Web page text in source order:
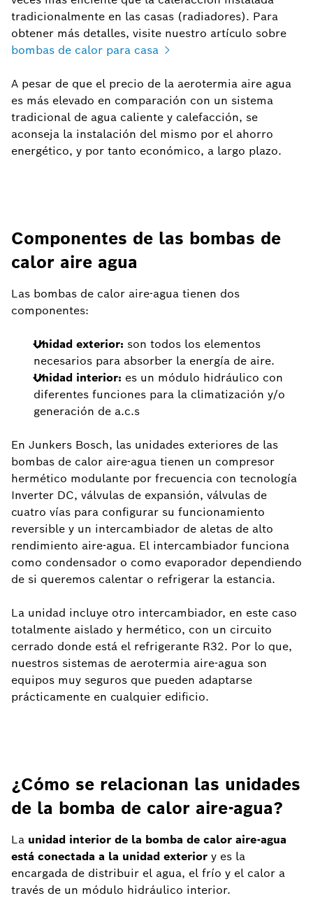
tradicionalmente en las casas (radiadores). Para
obtener más detalles, visite nuestro artículo sobre
bombas de calor para casa
A pesar de que el precio de la aerotermia aire agua
es más elevado en comparación con un sistema
tradicional de agua caliente y calefacción, se
aconseja la instalación del mismo por el ahorro
energético, y por tanto económico, a largo plazo.
Componentes de las bombas de
calor aire agua
Las bombas de calor aire-agua tienen dos
componentes:
Unidad exterior: son todos los elementos
necesarios para absorber la energía de aire.
Unidad interior: es un módulo hidráulico con
diferentes funciones para la climatización y/o
generación de a.c.s
En Junkers Bosch, las unidades exteriores de las
bombas de calor aire-agua tienen un compresor
hermético modulante por frecuencia con tecnología
Inverter DC, válvulas de expansión, válvulas de
cuatro vías para configurar su funcionamiento
reversible y un intercambiador de aletas de alto
rendimiento aire-agua. El intercambiador funciona
como condensador o como evaporador dependiendo
de si queremos calentar o refrigerar la estancia.
La unidad incluye otro intercambiador, en este caso
totalmente aislado y hermético, con un circuito
cerrado donde está el refrigerante R32. Por lo que,
nuestros sistemas de aerotermia aire-agua son
equipos muy seguros que pueden adaptarse
prácticamente en cualquier edificio.
¿Cómo se relacionan las unidades
de la bomba de calor aire-agua?
La unidad interior de la bomba de calor aire-agua
está conectada a la unidad exterior y es la
encargada de distribuir el agua, el frío y el calor a
través de un módulo hidráulico interior.